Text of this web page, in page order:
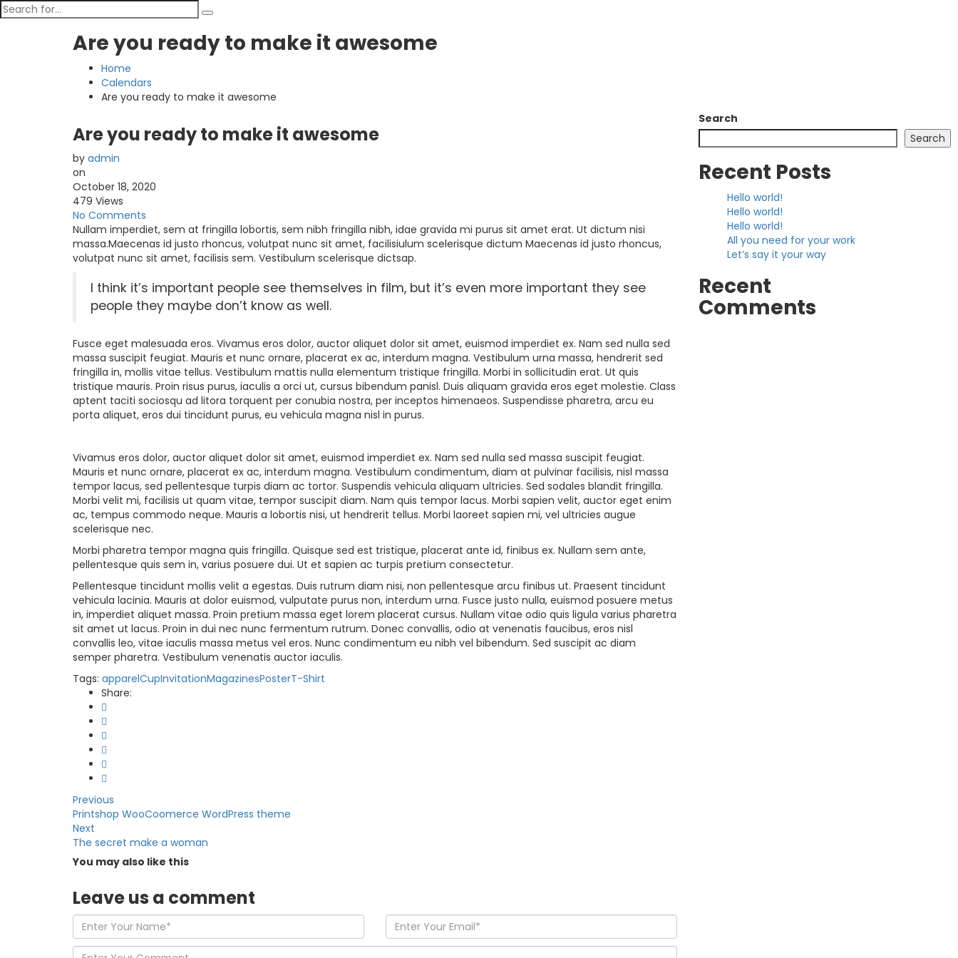
Are you ready to make it awesome
Home
Calendars
Are you ready to make it awesome
Are you ready to make it awesome
by admin
on
October 18, 2020
479 Views
No Comments
Nullam imperdiet, sem at fringilla lobortis, sem nibh fringilla nibh, idae gravida mi purus sit amet erat. Ut dictum nisi
massa.Maecenas id justo rhoncus, volutpat nunc sit amet, facilisiulum scelerisque dictum Maecenas id justo rhoncus,
volutpat nunc sit amet, facilisis sem. Vestibulum scelerisque dictsap.
I think it’s important people see themselves in film, but it’s even more important they see
people they maybe don’t know as well.
Fusce eget malesuada eros. Vivamus eros dolor, auctor aliquet dolor sit amet, euismod imperdiet ex. Nam sed nulla sed
massa suscipit feugiat. Mauris et nunc ornare, placerat ex ac, interdum magna. Vestibulum urna massa, hendrerit sed
fringilla in, mollis vitae tellus. Vestibulum mattis nulla elementum tristique fringilla. Morbi in sollicitudin erat. Ut quis
tristique mauris. Proin risus purus, iaculis a orci ut, cursus bibendum panisl. Duis aliquam gravida eros eget molestie. Class
aptent taciti sociosqu ad litora torquent per conubia nostra, per inceptos himenaeos. Suspendisse pharetra, arcu eu
porta aliquet, eros dui tincidunt purus, eu vehicula magna nisl in purus.
Vivamus eros dolor, auctor aliquet dolor sit amet, euismod imperdiet ex. Nam sed nulla sed massa suscipit feugiat.
Mauris et nunc ornare, placerat ex ac, interdum magna. Vestibulum condimentum, diam at pulvinar facilisis, nisl massa
tempor lacus, sed pellentesque turpis diam ac tortor. Suspendis vehicula aliquam ultricies. Sed sodales blandit fringilla.
Morbi velit mi, facilisis ut quam vitae, tempor suscipit diam. Nam quis tempor lacus. Morbi sapien velit, auctor eget enim
ac, tempus commodo neque. Mauris a lobortis nisi, ut hendrerit tellus. Morbi laoreet sapien mi, vel ultricies augue
scelerisque nec.
Morbi pharetra tempor magna quis fringilla. Quisque sed est tristique, placerat ante id, finibus ex. Nullam sem ante,
pellentesque quis sem in, varius posuere dui. Ut et sapien ac turpis pretium consectetur.
Pellentesque tincidunt mollis velit a egestas. Duis rutrum diam nisi, non pellentesque arcu finibus ut. Praesent tincidunt
vehicula lacinia. Mauris at dolor euismod, vulputate purus non, interdum urna. Fusce justo nulla, euismod posuere metus
in, imperdiet aliquet massa. Proin pretium massa eget lorem placerat cursus. Nullam vitae odio quis ligula varius pharetra
sit amet ut lacus. Proin in dui nec nunc fermentum rutrum. Donec convallis, odio at venenatis faucibus, eros nisl
convallis leo, vitae iaculis massa metus vel eros. Nunc condimentum eu nibh vel bibendum. Sed suscipit ac diam
semper pharetra. Vestibulum venenatis auctor iaculis.
Tags: apparelCupInvitationMagazinesPosterT-Shirt
Share:
Previous
Printshop WooCoomerce WordPress theme
Next
The secret make a woman
You may also like this
Leave us a comment
Search
Search
Recent Posts
Hello world!
Hello world!
Hello world!
All you need for your work
Let’s say it your way
Recent
Comments